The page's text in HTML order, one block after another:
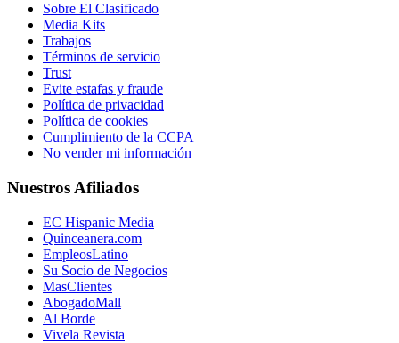
Sobre El Clasificado
Media Kits
Trabajos
Términos de servicio
Trust
Evite estafas y fraude
Política de privacidad
Política de cookies
Cumplimiento de la CCPA
No vender mi información
Nuestros Afiliados
EC Hispanic Media
Quinceanera.com
EmpleosLatino
Su Socio de Negocios
MasClientes
AbogadoMall
Al Borde
Vivela Revista